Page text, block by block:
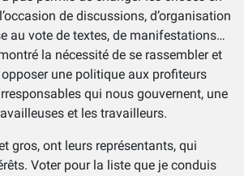
de discussions, d’organisation
au vote de textes, de manifestations…
la nécessité de se rassembler et
opposer une politique aux profiteurs
qui nous gouvernent, une
et les travailleurs.
gros, ont leurs représentants, qui
Voter pour la liste que je conduis